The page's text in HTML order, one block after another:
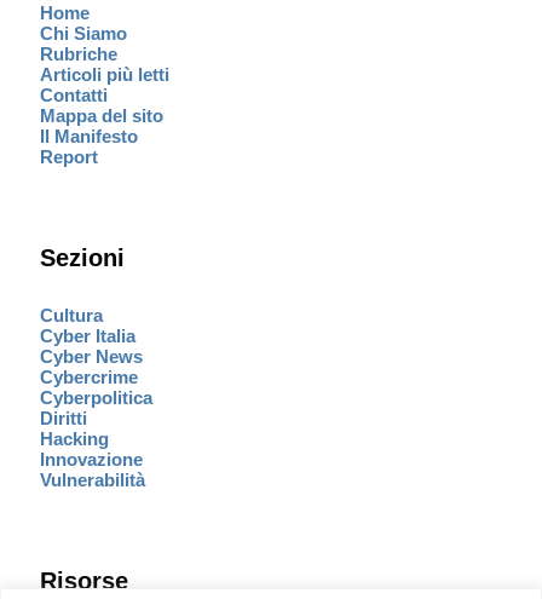
Home
Chi Siamo
Rubriche
Articoli più letti
Contatti
Mappa del sito
Il Manifesto
Report
Sezioni
Cultura
Cyber Italia
Cyber News
Cybercrime
Cyberpolitica
Diritti
Hacking
Innovazione
Vulnerabilità
Risorse